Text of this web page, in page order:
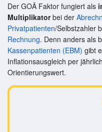
Der GOÄ Faktor fungiert als
Multiplikatorbei der
Privatpatienten/Selbstzahler
Rechnung. Denn anders als
Kassenpatienten (EBM) gibt
Inflationsausgleich per
Orientierungswert.